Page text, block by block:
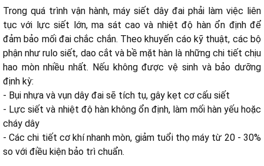
a. Vệ sinh máy hằng ngày sau khi sử dụng
b. Điều chỉnh lực siết và nhiệt độ hàn phù hợp
c. Bôi trơn định kỳ các bộ phận chuyển động
d. Sử dụng dây đai đạt tiêu chuẩn
e. Kiểm tra và siết chặt ốc vít định kỳ
Trong quá trình vận hành, máy siết dây đai phải làm việc liên
tục với lực siết lớn, ma sát cao và nhiệt độ hàn ổn định để
đảm bảo mối đai chắc chắn. Theo khuyến cáo kỹ thuật, các bộ
phận như rulo siết, dao cắt và bề mặt hàn là những chi tiết chịu
hao mòn nhiều nhất. Nếu không được vệ sinh và bảo dưỡng
định kỳ:
- Bụi nhựa và vụn dây đai sẽ tích tụ, gây kẹt cơ cấu siết
- Lực siết và nhiệt độ hàn không ổn định, làm mối hàn yếu hoặc
cháy dây
- Các chi tiết cơ khí nhanh mòn, giảm tuổi thọ máy từ 20 - 30%
so với điều kiện bảo trì chuẩn.